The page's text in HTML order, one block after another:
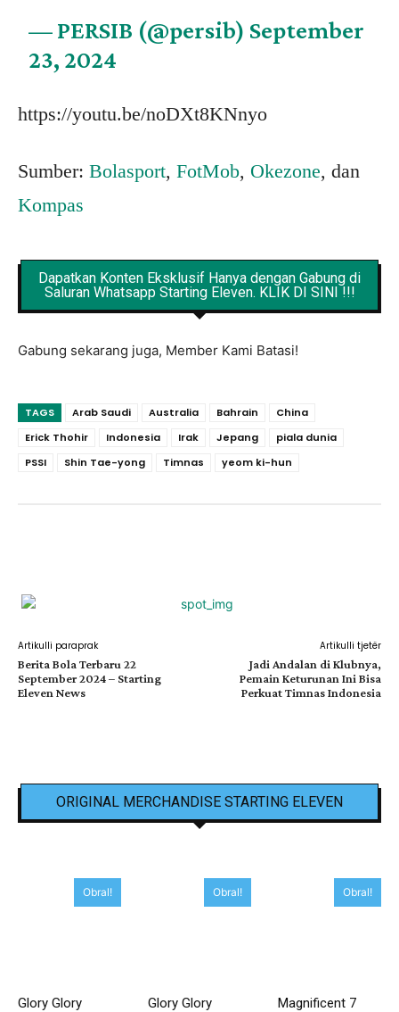
— PERSIB (@persib) September
23, 2024
https://youtu.be/noDXt8KNnyo
Sumber: Bolasport, FotMob, Okezone, dan
Kompas
Dapatkan Konten Eksklusif Hanya dengan Gabung di
Saluran Whatsapp Starting Eleven. KLIK DI SINI !!!
Gabung sekarang juga, Member Kami Batasi!
TAGS Arab Saudi Australia Bahrain
China
Erick Thohir
Indonesia Irak Jepang
piala dunia
PSSI
Shin Tae-yong Timnas yeom ki-hun
Artikulli paraprak
Berita Bola Terbaru 22
September 2024 – Starting
Eleven News
Artikulli tjetër
Jadi Andalan di Klubnya,
Pemain Keturunan Ini Bisa
Perkuat Timnas Indonesia
ORIGINAL MERCHANDISE STARTING ELEVEN
Obral!
Glory Glory
Obral!
Glory Glory
Obral!
Magnificent 7